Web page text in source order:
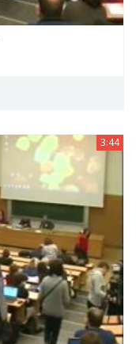
3:44